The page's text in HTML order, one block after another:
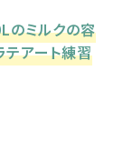
のミルクの容
アート練習